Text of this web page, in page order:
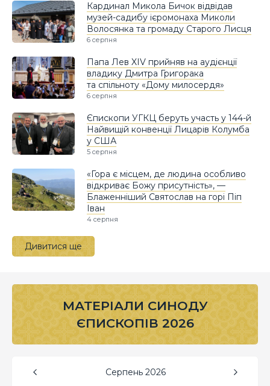
Кардинал Микола Бичок відвідав
музей-садибу ієромонаха Миколи
Волосянка та громаду Старого Лисця
6 серпня
Папа Лев XIV прийняв на аудієнції
владику Дмитра Григорака
та спільноту «Дому милосердя»
6 серпня
Єпископи УГКЦ беруть участь у 144-й
Найвищій конвенції Лицарів Колумба
у США
5 серпня
«Гора є місцем, де людина особливо
відкриває Божу присутність», —
Блаженніший Святослав на горі Піп
Іван
4 серпня
Дивитися ще
МАТЕРІАЛИ СИНОДУ
ЄПИСКОПІВ 2026
Серпень 2026